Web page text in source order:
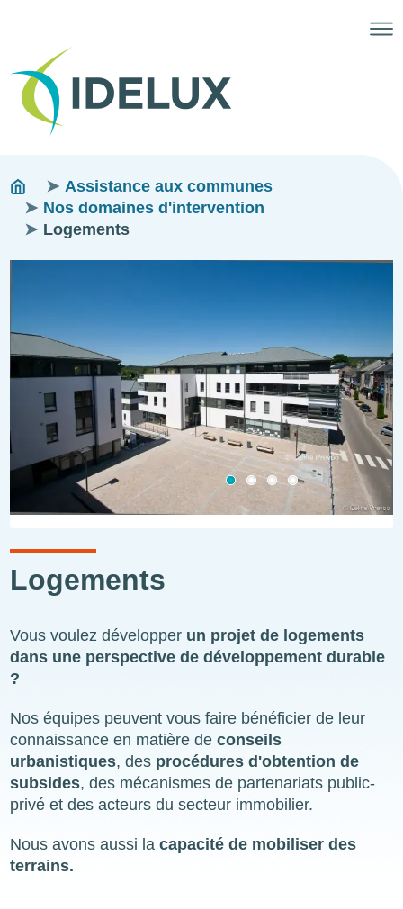
Fils
d'ariane
You
are
here:
Assistance aux communes
Nos domaines d'intervention
Logements
Logements
Vous voulez développer un projet de logements
dans une perspective de développement durable
?
Nos équipes peuvent vous faire bénéficier de leur
connaissance en matière de conseils
urbanistiques, des procédures d'obtention de
subsides, des mécanismes de partenariats public-
privé et des acteurs du secteur immobilier.
Nous avons aussi lacapacité de mobiliser des
terrains.